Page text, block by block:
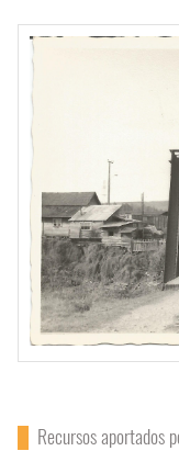
Recursos aportados